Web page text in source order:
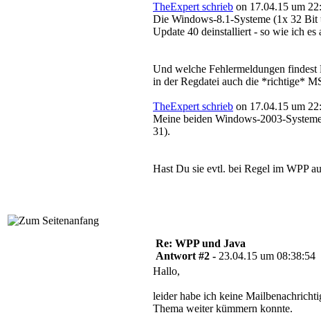
TheExpert schrieb on 17.04.15 um
Die Windows-8.1-Systeme (1x 32 Bit
Update 40 deinstalliert - so wie ich
Und welche Fehlermeldungen
in der Regdatei auch die *richtige*
TheExpert schrieb on 17.04.15 um
Meine beiden Windows-2003-
31).
Hast Du sie evtl. bei Regel im WPP
Re: WPP und Java
Antwort #2 - 23.04.15 um 08:38:54
Hallo,
leider habe ich keine
Thema weiter kümmern konnte.